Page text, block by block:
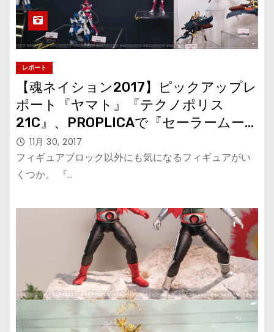
レポート
【魂ネイション2017】ピックアップレ
ポート『ヤマト』『テクノポリス
21C』、PROPLICAで『セーラームー
ン』『仮面ライダーオーズ』アンク
11月 30, 2017
フィギュアブロック以外にも気になるフィギュアがい
くつか。 『…